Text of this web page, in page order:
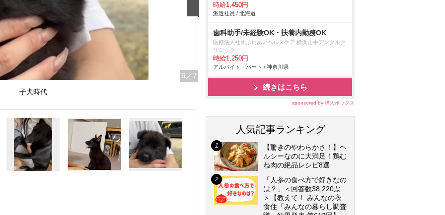
6 ／7
子犬時代
時給1,450円
派遣社員 / 北海道
歯科助手/未経験OK・扶養内勤務OK
医療法人社団ふれあいヘルスケア 横浜山手デンタルク
リニック
時給1,250円
アルバイト・パート / 神奈川県
続きはこちら
sponsored by 求人ボックス
人気記事ランキング
【驚きのやわらかさ！】ヘ
ルシーなのに大満足！鶏む
ね肉の絶品レシピ8選
「人参の食べ方で好きなの
は？」＜回答数38,220票
＞【教えて！ みんなの衣
食住「みんなの暮らし調査